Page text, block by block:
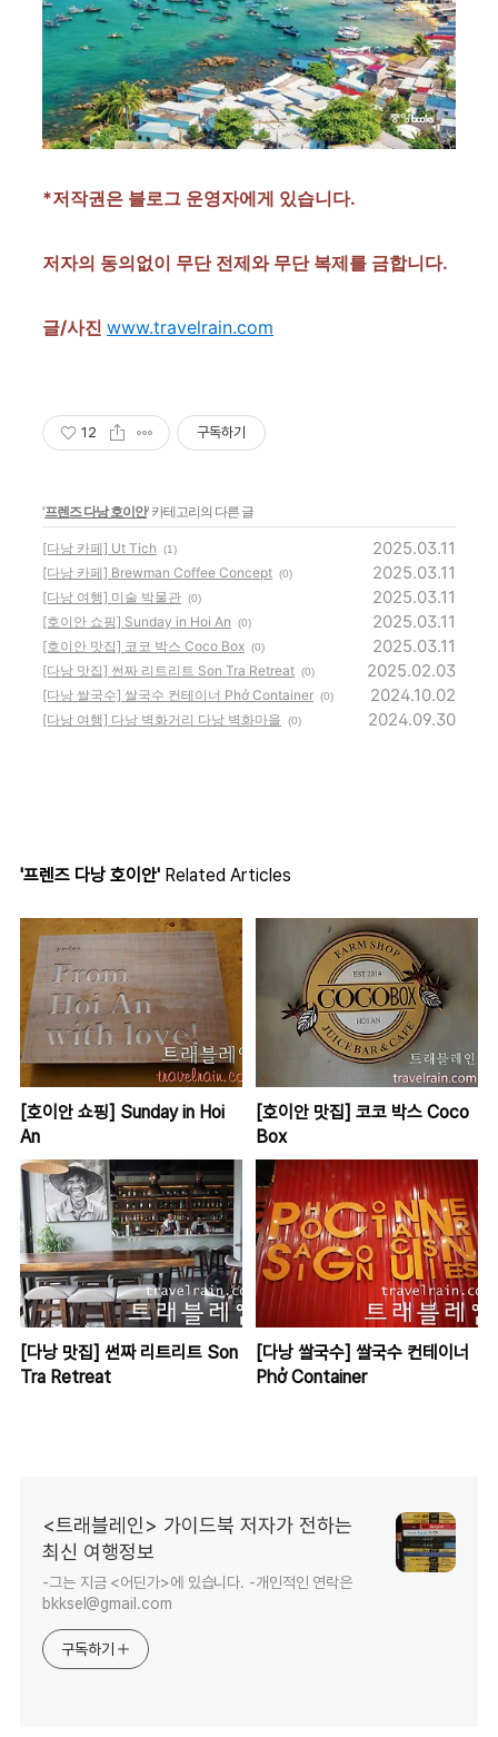
*저작권은 블로그 운영자에게 있습니다.
저자의 동의없이 무단 전제와 무단 복제를 금합니다.
글/사진 www.travelrain.com
12 구독하기
'프렌즈 다낭 호이안' 카테고리의 다른 글
[다낭 카페] Ut Tich (1) 2025.03.11
[다낭 카페] Brewman Coffee Concept (0) 2025.03.11
[다낭 여행] 미술 박물관 (0) 2025.03.11
[호이안 쇼핑] Sunday in Hoi An (0) 2025.03.11
[호이안 맛집] 코코 박스 Coco Box (0) 2025.03.11
[다낭 맛집] 썬짜 리트리트 Son Tra Retreat (0) 2025.02.03
[다낭 쌀국수] 쌀국수 컨테이너 Phở Container (0) 2024.10.02
[다낭 여행] 다낭 벽화거리 다낭 벽화마을 (0) 2024.09.30
'프렌즈 다낭 호이안' Related Articles
[호이안 쇼핑] Sunday in Hoi
An
[호이안 맛집] 코코 박스 Coco
Box
[다낭 맛집] 썬짜 리트리트 Son
Tra Retreat
[다낭 쌀국수] 쌀국수 컨테이너
Phở Container
<트래블레인> 가이드북 저자가 전하는
최신 여행정보
-그는 지금 <어딘가>에 있습니다. -개인적인 연락은
bkksel@gmail.com
구독하기